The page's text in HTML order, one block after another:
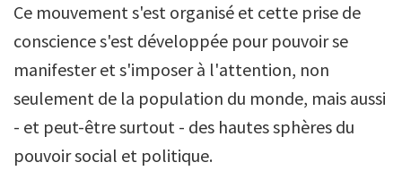
Ce mouvement s'est organisé et cette prise de
conscience s'est développée pour pouvoir se
manifester et s'imposer à l'attention, non
seulement de la population du monde, mais aussi
- et peut-être surtout - des hautes sphères du
pouvoir social et politique.